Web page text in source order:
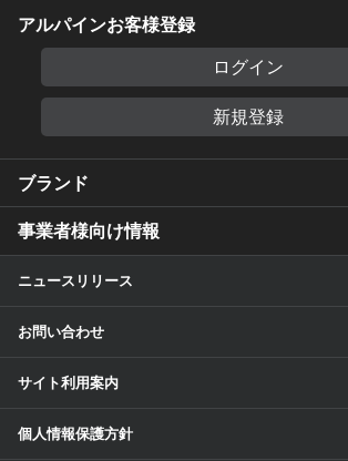
アルパインお客様登録
ログイン
新規登録
ブランド
事業者様向け情報
ニュースリリース
お問い合わせ
サイト利用案内
個人情報保護方針